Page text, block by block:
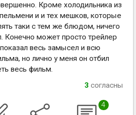
Кроме холодильника из
и и тех мешков, которые
таки с тем же блюдом, ничего
Конечно может просто трейлер
весь замысел и всю
но лично у меня он отбил
весь фильм.
3 согласны
4